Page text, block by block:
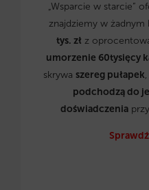
„Wsparcie w starcie”
znajdziemy w żadnym
tys. zł z
umorzenie 60tysięcy
skrywa szereg pułapek
podchodzą do
doświadczenia